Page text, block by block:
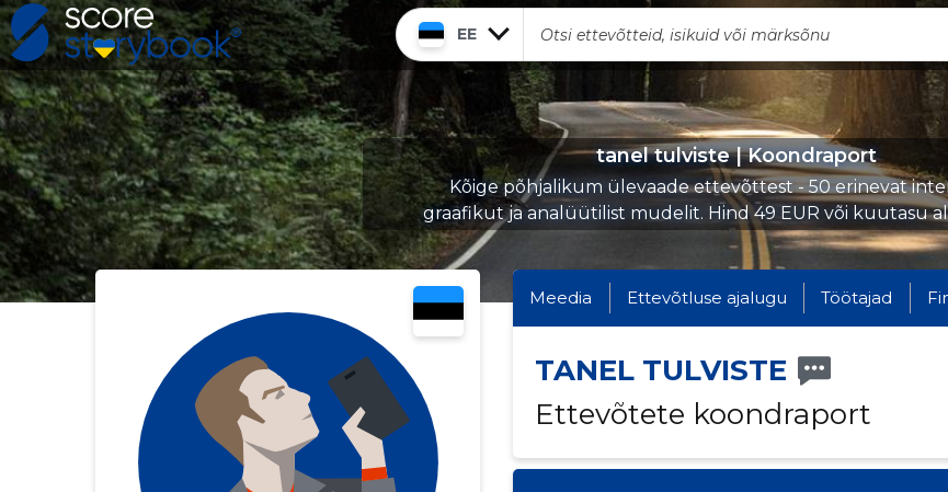
EE
tanel tulviste | Koondraport
Kõige põhjalikum ülevaade ettevõttest - 50 erinevat
graafikut ja analüütilist mudelit. Hind 49 EUR või kuutasu
Meedia Ettevõtluse ajalugu Töötajad
TANEL TULVISTE
Ettevõtete koondraport